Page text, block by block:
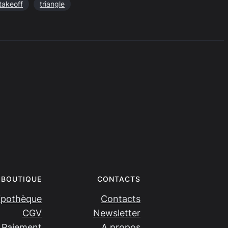
triangle
BOUTIQUE
CGV
CONTACTS
Contacts
Newsletter